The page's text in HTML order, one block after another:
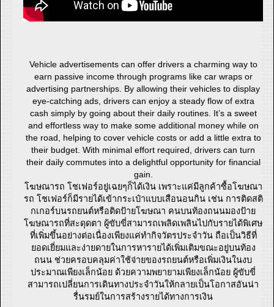
Vehicle advertisements can offer drivers a charming way to
earn passive income through programs like car wraps or
advertising partnerships. By allowing their vehicles to display
eye-catching ads, drivers can enjoy a steady flow of extra
cash simply by going about their daily routines. It’s a sweet
and effortless way to make some additional money while on
the road, helping to cover vehicle costs or add a little extra to
their budget. With minimal effort required, drivers can turn
their daily commutes into a delightful opportunity for financial
gain.
โฆษณารถ โชเฟอร์อยู่เฉยๆก็ได้เงิน เพราะแค่มีลูกค้าซื้อโฆษณา
รถ โชเฟอร์ก็มีรายได้เข้ากระเป๋าแบบเสือนอนกิน เช่น การติดสติ
กเกอร์บนรถยนต์หรือติดป้ายโฆษณา คนบนท้องถนนมองป้าย
โฆษณารถที่สะดุดตา ผู้ขับขี่สามารถเพลิดเพลินไปกับรายได้พิเศษ
ที่เพิ่มขึ้นอย่างต่อเนื่องเพียงแค่ทำกิจวัตรประจำวัน ถือเป็นวิธีที่
ยอดเยี่ยมและง่ายดายในการหารายได้เพิ่มเติมขณะอยู่บนท้อง
ถนน ช่วยครอบคลุมค่าใช้จ่ายของรถยนต์หรือเพิ่มเงินในงบ
ประมาณเพียงเล็กน้อย ด้วยความพยายามเพียงเล็กน้อย ผู้ขับขี่
สามารถเปลี่ยนการเดินทางประจำวันให้กลายเป็นโอกาสอันน่า
รื่นรมย์ในการสร้างรายได้ทางการเงิน